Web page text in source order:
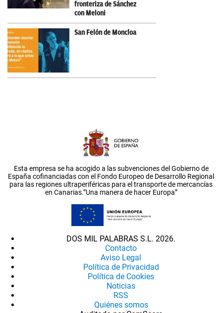
fronteriza de Sánchez
con Meloni
San Felón de Moncloa
Esta empresa se ha acogido a las subvenciones del Gobierno de
España cofinanciadas con el Fondo Europeo de Desarrollo Regional
para las regiones ultraperiféricas para el transporte de mercancías
en Canarias.”Una manera de hacer Europa”
DOS MIL PALABRAS S.L. 2026.
Contacto
Aviso Legal
Política de Privacidad
Política de Cookies
Noticias
RSS
Quiénes somos